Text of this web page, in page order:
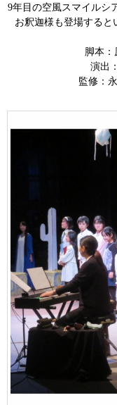
9年目の空風スマイルシ
お釈迦様も登場すると
脚本：
演出
監修：